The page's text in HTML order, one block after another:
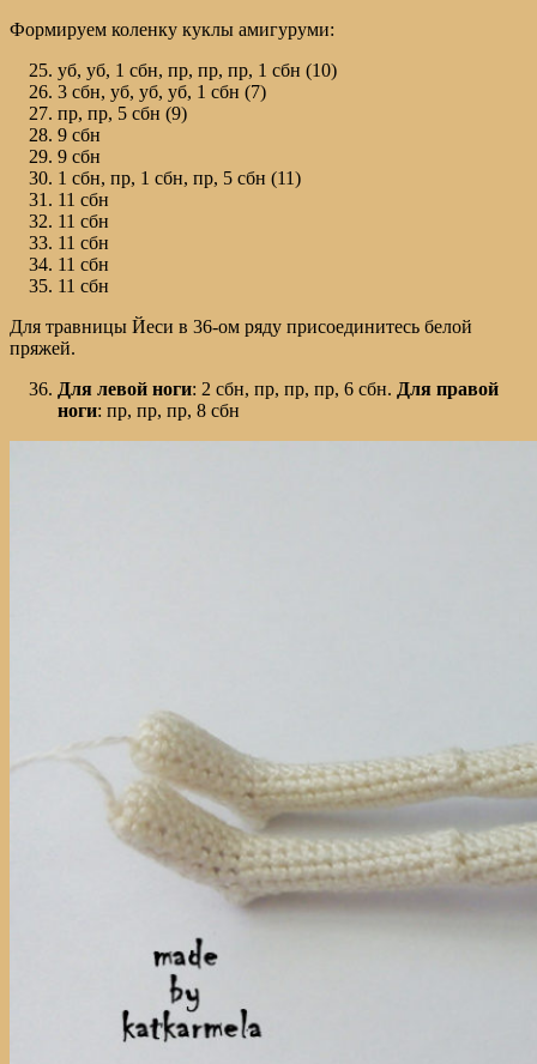
Формируем коленку куклы амигуруми:
уб, уб, 1 сбн, пр, пр, пр, 1 сбн (10)
3 сбн, уб, уб, уб, 1 сбн (7)
пр, пр, 5 сбн (9)
9 сбн
9 сбн
1 сбн, пр, 1 сбн, пр, 5 сбн (11)
11 сбн
11 сбн
11 сбн
11 сбн
11 сбн
Для травницы Йеси в 36-ом ряду присоединитесь белой
пряжей.
Для левой ноги: 2 сбн, пр, пр, пр, 6 сбн. Для правой
ноги: пр, пр, пр, 8 сбн